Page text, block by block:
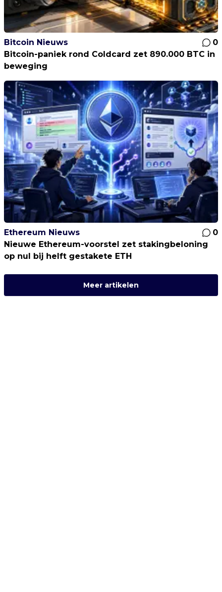
Bitcoin Nieuws
0
Bitcoin-paniek rond Coldcard zet 890.000 BTC in
beweging
Ethereum Nieuws
0
Nieuwe Ethereum-voorstel zet stakingbeloning
op nul bij helft gestakete ETH
Meer artikelen